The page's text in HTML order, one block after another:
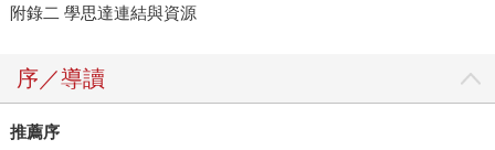
附錄二 學思達連結與資源
序／導讀
推薦序